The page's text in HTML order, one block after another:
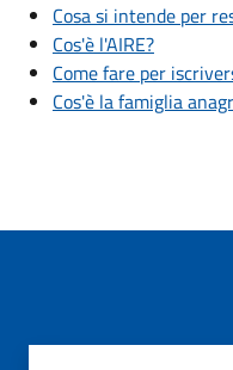
Cosa si intende per
Cos'è l'AIRE?
Come fare per
Cos'è la famiglia